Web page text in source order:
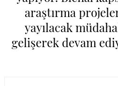
araştırma
yayılacak
gelişerek devam